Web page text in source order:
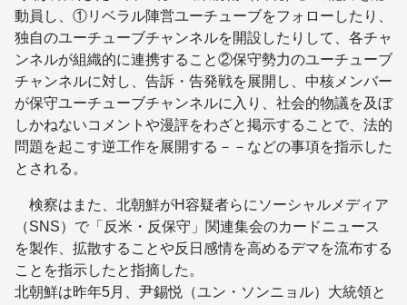
動員し、①リベラル陣営ユーチューブをフォローしたり、
独自のユーチューブチャンネルを開設したりして、各チャ
ンネルが組織的に連携すること②保守勢力のユーチューブ
チャンネルに対し、告訴・告発戦を展開し、中核メンバー
が保守ユーチューブチャンネルに入り、社会的物議を及ぼ
しかねないコメントや漫評をわざと掲示することで、法的
問題を起こす逆工作を展開する－－などの事項を指示した
とされる。
検察はまた、北朝鮮がH容疑者らにソーシャルメディア
（SNS）で「反米・反保守」関連集会のカードニュース
を製作、拡散することや反日感情を高めるデマを流布する
ことを指示したと指摘した。
北朝鮮は昨年5月、尹錫悦（ユン・ソンニョル）大統領と